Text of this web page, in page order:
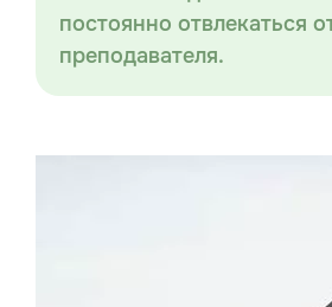
постоянно отвлекаться
преподавателя.